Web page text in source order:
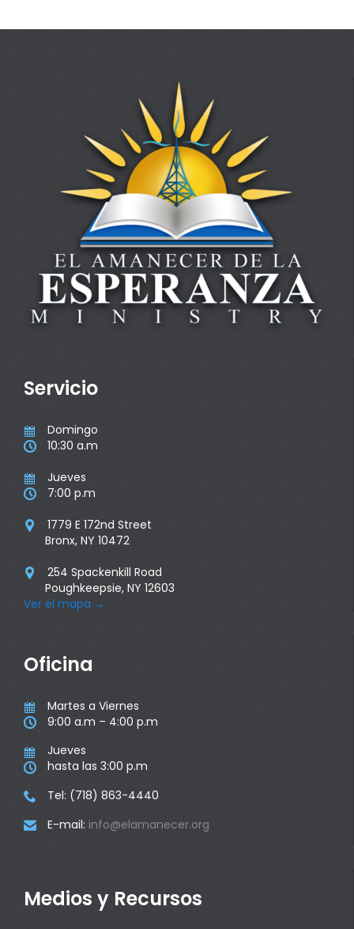
Servicio
 Domingo
 10:30 a.m
 Jueves
 7:00 p.m

1779 E 172nd Street
Bronx, NY 10472

254 Spackenkill Road
Poughkeepsie, NY 12603
Ver el mapa →
Oficina
 Martes a Viernes
 9:00 a.m – 4:00 p.m
 Jueves
 hasta las 3:00 p.m
 Tel: (718) 863-4440
 E-mail: info@elamanecer.org
Medios y Recursos